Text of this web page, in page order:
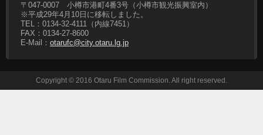
〒047-0007 小樽市港町4番3号（小樽市観光振興室内）
※平成29年4月10日に移転しました。
TEL：0134-32-4111（内線7451）
FAX：0134-27-8600
E-Mail： otarufc@city.otaru.lg.jp
Copyright © 2016 Otaru Film Commission. All right reserved.